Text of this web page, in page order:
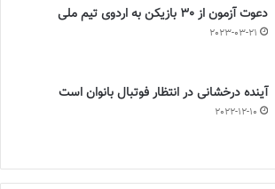
دعوت آزمون از 30 بازیکن به اردوی تیم ملی
2023-03-21
آینده درخشانی در انتظار فوتبال بانوان است
2022-12-10